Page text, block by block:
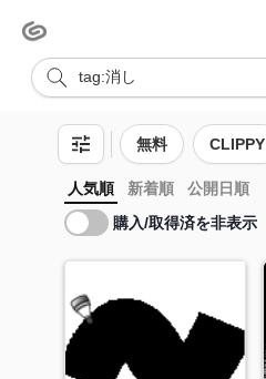
無料 CLIPPY
人気順 新着順
公開日順
購入/取得済を非表示